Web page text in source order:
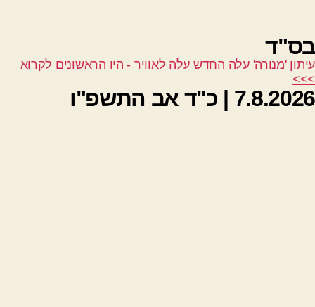
בס"ד
עיתון 'מנורה' עלה החדש עלה לאוויר - היו הראשונים לקרוא
>>>
7.8.2026 | כ"ד אב התשפ"ו